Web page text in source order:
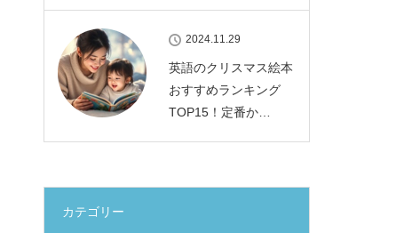
2024.11.29
英語のクリスマス絵本
おすすめランキング
TOP15！定番か…
カテゴリー